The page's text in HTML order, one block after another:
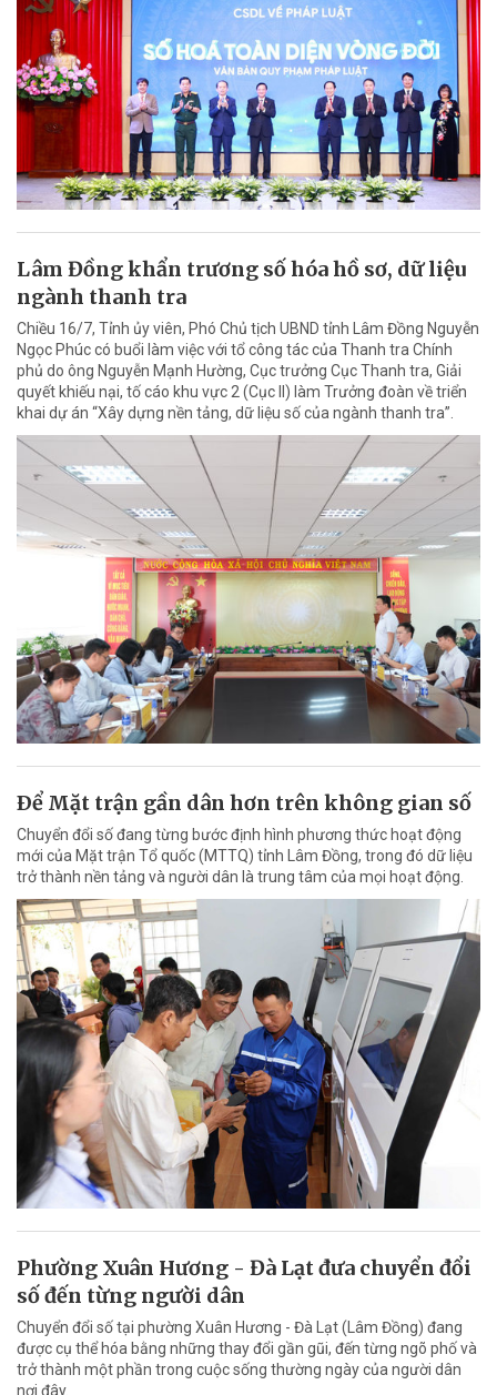
Lâm Đồng khẩn trương số hóa hồ sơ, dữ liệu
ngành thanh tra
Chiều 16/7, Tỉnh ủy viên, Phó Chủ tịch UBND tỉnh Lâm Đồng Nguyễn
Ngọc Phúc có buổi làm việc với tổ công tác của Thanh tra Chính
phủ do ông Nguyễn Mạnh Hường, Cục trưởng Cục Thanh tra, Giải
quyết khiếu nại, tố cáo khu vực 2 (Cục II) làm Trưởng đoàn về triển
khai dự án “Xây dựng nền tảng, dữ liệu số của ngành thanh tra”.
Ðể Mặt trận gần dân hơn trên không gian số
Chuyển đổi số đang từng bước định hình phương thức hoạt động
mới của Mặt trận Tổ quốc (MTTQ) tỉnh Lâm Đồng, trong đó dữ liệu
trở thành nền tảng và người dân là trung tâm của mọi hoạt động.
Phường Xuân Hương - Đà Lạt đưa chuyển đổi
số đến từng người dân
Chuyển đổi số tại phường Xuân Hương - Đà Lạt (Lâm Đồng) đang
được cụ thể hóa bằng những thay đổi gần gũi, đến từng ngõ phố và
trở thành một phần trong cuộc sống thường ngày của người dân
nơi đây.